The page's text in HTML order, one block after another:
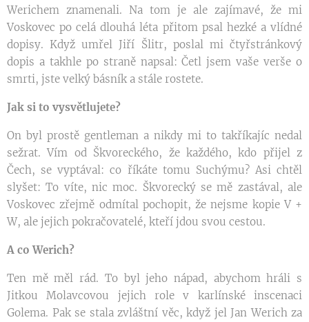
Werichem znamenali. Na tom je ale zajímavé, že mi
Voskovec po celá dlouhá léta přitom psal hezké a vlídné
dopisy. Když umřel Jiří Šlitr, poslal mi čtyřstránkový
dopis a takhle po straně napsal: Četl jsem vaše verše o
smrti, jste velký básník a stále rostete.
Jak si to vysvětlujete?
On byl prostě gentleman a nikdy mi to takříkajíc nedal
sežrat. Vím od Škvoreckého, že každého, kdo přijel z
Čech, se vyptával: co říkáte tomu Suchýmu? Asi chtěl
slyšet: To víte, nic moc. Škvorecký se mě zastával, ale
Voskovec zřejmě odmítal pochopit, že nejsme kopie V +
W, ale jejich pokračovatelé, kteří jdou svou cestou.
A co Werich?
Ten mě měl rád. To byl jeho nápad, abychom hráli s
Jitkou Molavcovou jejich role v karlínské inscenaci
Golema. Pak se stala zvláštní věc, když jel Jan Werich za